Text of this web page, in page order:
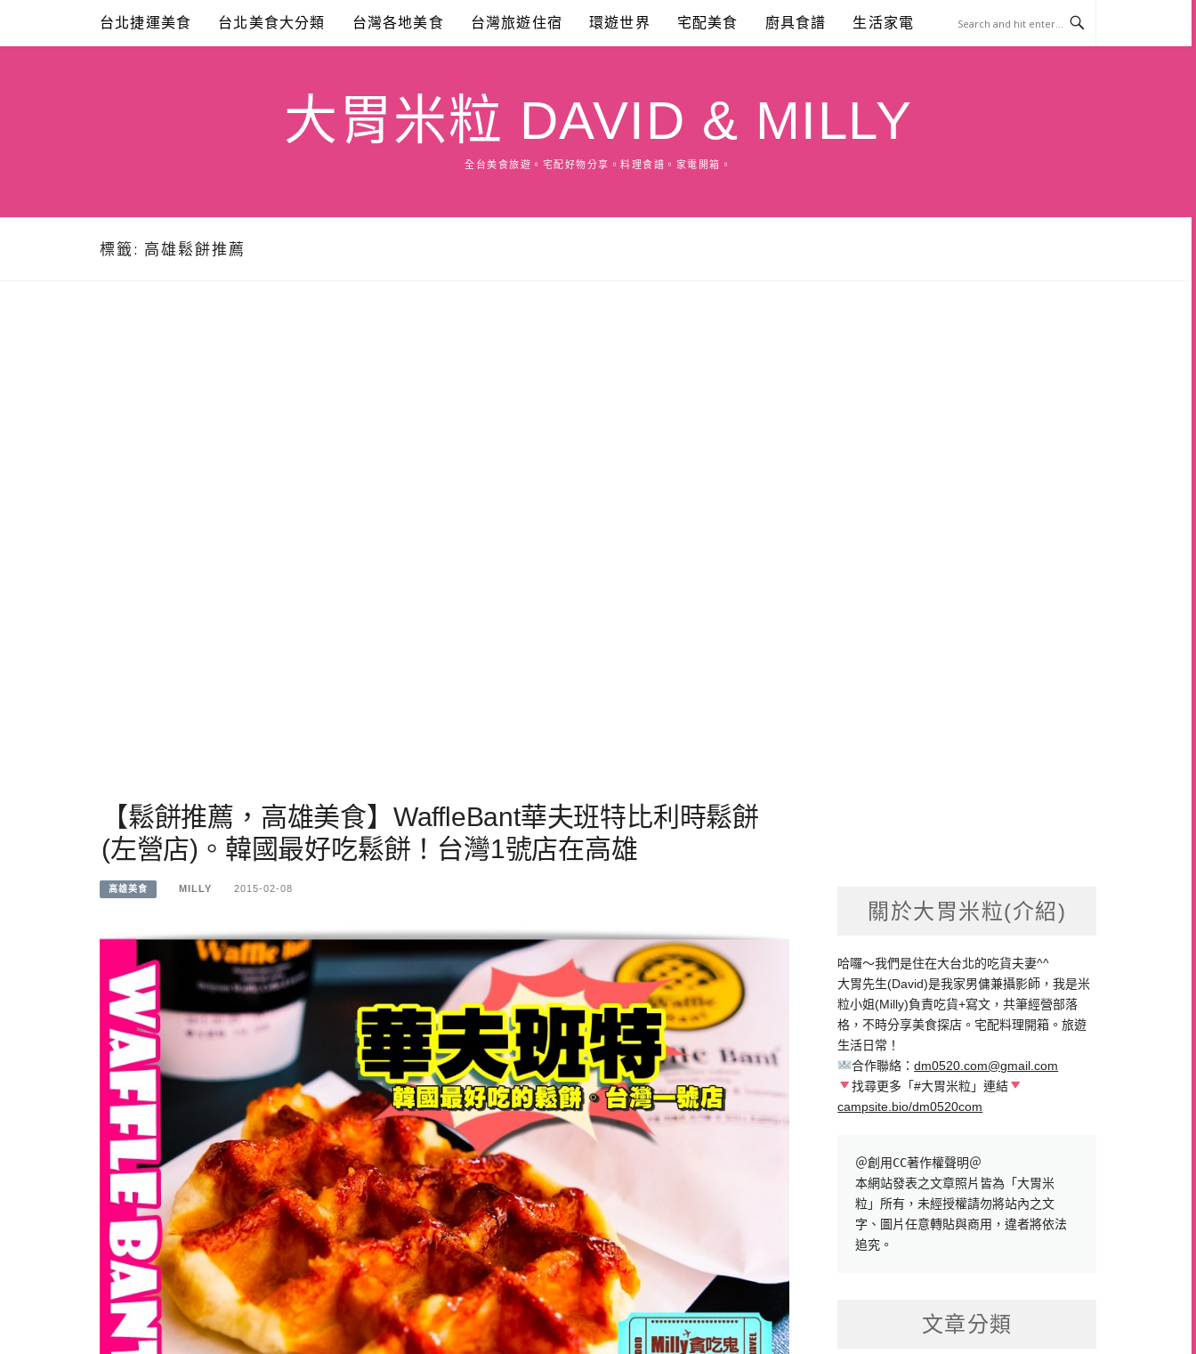
content
台北捷運美食 台北美食大分類 台灣各地美食 台灣旅遊住宿 環遊世界 宅配美食 廚具食譜 生活家電
大胃米粒 DAVID & MILLY
全台美食旅遊。宅配好物分享。料理食譜。家電開箱。
標籤: 高雄鬆餅推薦
【鬆餅推薦，高雄美食】WaffleBant華夫班特比利時鬆餅
(左營店)。韓國最好吃鬆餅！台灣1號店在高雄
高雄美食 MILLY 2015-02-08
關於大胃米粒(介紹)
哈囉～我們是住在大台北的吃貨夫妻^^
大胃先生(David)是我家男傭兼攝影師，我是米
粒小姐(Milly)負責吃貨+寫文，共筆經營部落
格，不時分享美食探店。宅配料理開箱。旅遊
生活日常！
合作聯絡：dm0520.com@gmail.com
找尋更多「#大胃米粒」連結
campsite.bio/dm0520com
＠創用CC著作權聲明＠
本網站發表之文章照片皆為「大胃米
粒」所有，未經授權請勿將站內之文
字、圖片任意轉貼與商用，違者將依法
追究。
文章分類